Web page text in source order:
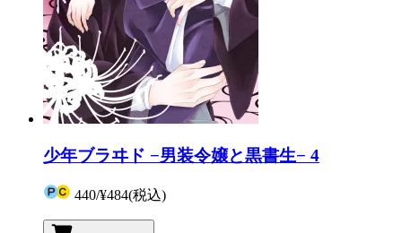
少年ブラヰド −男装令嬢と黒書生− 4
440/¥484(税込)